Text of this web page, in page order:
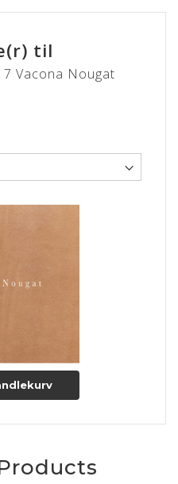
til
Vacona Nougat